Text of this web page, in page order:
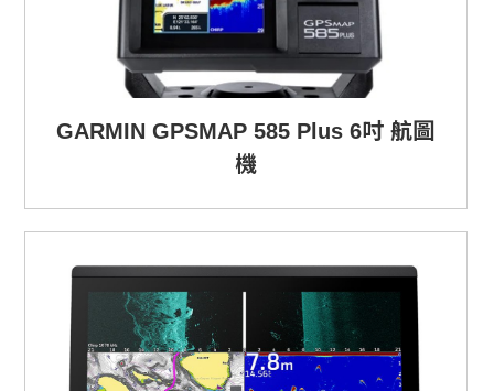
GARMIN GPSMAP 585 Plus 6吋 航圖
機